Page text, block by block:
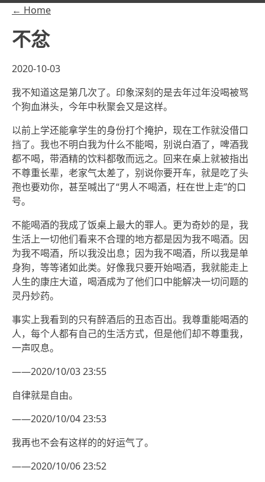
← Home
不忿
2020-10-03
我不知道这是第几次了。印象深刻的是去年过年没喝被骂
个狗血淋头，今年中秋聚会又是这样。
以前上学还能拿学生的身份打个掩护，现在工作就没借口
挡了。我也不明白我为什么不能喝，别说白酒了，啤酒我
都不喝，带酒精的饮料都敬而远之。回来在桌上就被指出
不尊重长辈，老家气太差了，别说你要开车，就是吃了头
孢也要劝你，甚至喊出了“男人不喝酒，枉在世上走”的口
号。
不能喝酒的我成了饭桌上最大的罪人。更为奇妙的是，我
生活上一切他们看来不合理的地方都是因为我不喝酒。因
为我不喝酒，所以我没出息；因为我不喝酒，所以我是单
身狗，等等诸如此类。好像我只要开始喝酒，我就能走上
人生的康庄大道，喝酒成为了他们口中能解决一切问题的
灵丹妙药。
事实上我看到的只有醉酒后的丑态百出。我尊重能喝酒的
人，每个人都有自己的生活方式，但是他们却不尊重我，
一声叹息。
——2020/10/03 23:55
自律就是自由。
——2020/10/04 23:53
我再也不会有这样的的好运气了。
——2020/10/06 23:52